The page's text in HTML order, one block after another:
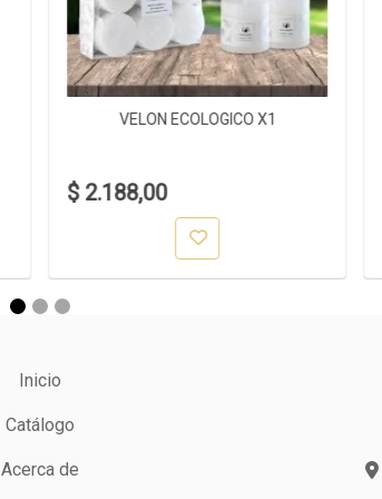
VELON ECOLOGICO X1
$ 2.188,00
Inicio
Catálogo
Acerca de